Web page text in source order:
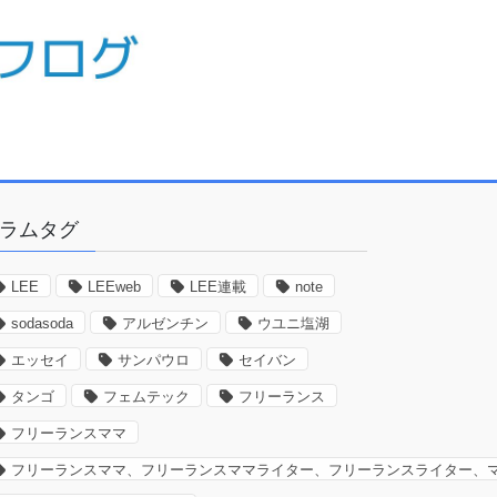
ムタグ
LEE LEEweb LEE連載 note
sodasoda アルゼンチン ウユニ塩湖
エッセイ サンパウロ セイバン
タンゴ フェムテック フリーランス
フリーランスママ
フリーランスママ、フリーランスママライター、フリーランスライター、